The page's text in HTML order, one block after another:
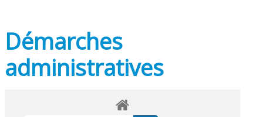
Démarches
administratives